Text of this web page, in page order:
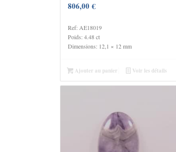
806,00€
Ref: AE18019
Poids: 4.48 ct
Dimensions: 12,1 × 12 mm
Ajouter au panier Voir les détails